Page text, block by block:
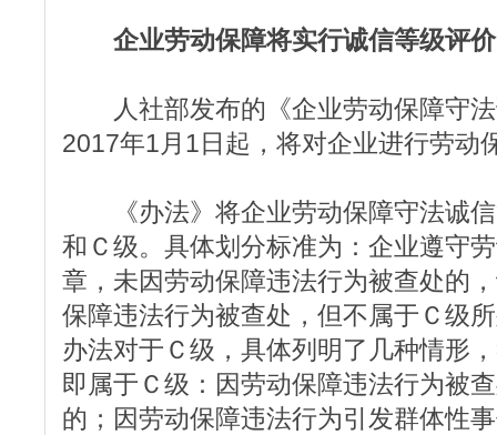
企业劳动保障将实行诚信等级评价
人社部发布的《企业劳动保障守法
2017年1月1日起，将对企业进行劳动
《办法》将企业劳动保障守法诚信
和Ｃ级。具体划分标准为：企业遵守
章，未因劳动保障违法行为被查处的
保障违法行为被查处，但不属于Ｃ级
办法对于Ｃ级，具体列明了几种情形
即属于Ｃ级：因劳动保障违法行为被
的；因劳动保障违法行为引发群体性